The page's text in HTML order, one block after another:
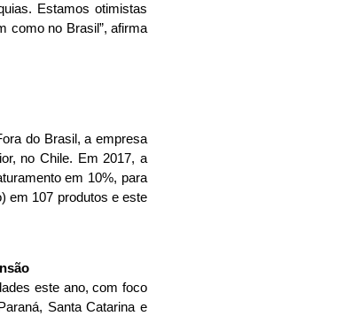
Estamos otimistas
como no Brasil”, afirma
do Brasil, a empresa
no Chile. Em 2017, a
em 10%, para
em 107 produtos e este
este ano, com foco
Santa Catarina e